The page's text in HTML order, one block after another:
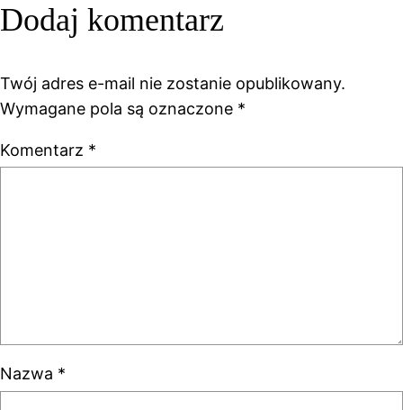
Dodaj komentarz
Twój adres e-mail nie zostanie opublikowany.
Wymagane pola są oznaczone *
Komentarz *
Nazwa *